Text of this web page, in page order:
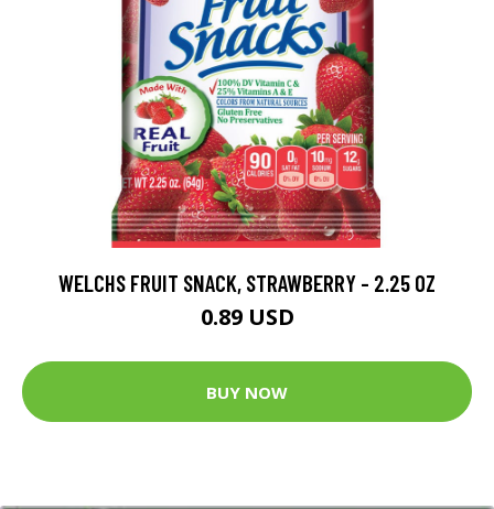
WELCHS FRUIT SNACK, STRAWBERRY - 2.25 OZ
0.89 USD
BUY NOW